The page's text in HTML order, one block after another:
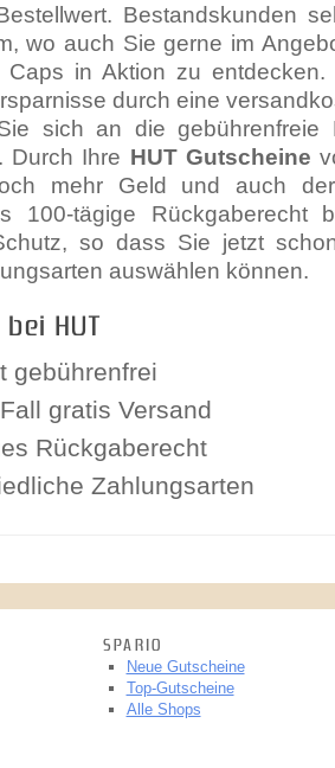
Bestandskunden
wo auch Sie gerne im
Caps in Aktion zu
durch eine
sich an die gebührenfreie
Durch Ihre HUT Gutscheine
mehr Geld und auch
100-tägige Rückgaberecht
so dass Sie jetzt
auswählen können.
HUT
gebührenfrei
gratis Versand
Rückgaberecht
Zahlungsarten
SPARIO
Neue Gutscheine
Top-Gutscheine
Alle Shops